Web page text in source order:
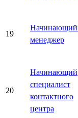
19
менеджер
20
Начинающий
специалист
контактного
центра